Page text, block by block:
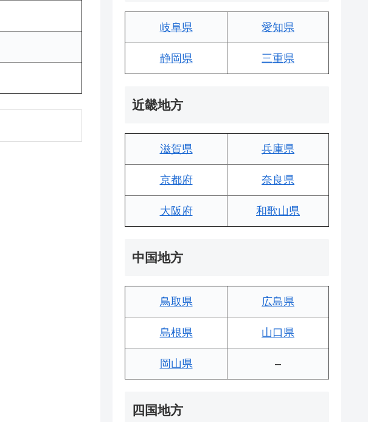
岐阜県 愛知県
静岡県 三重県
近畿地方
滋賀県 兵庫県
京都府 奈良県
大阪府 和歌山県
中国地方
鳥取県 広島県
島根県 山口県
岡山県 –
四国地方